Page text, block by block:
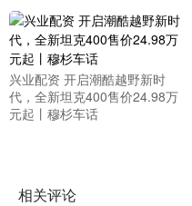
兴业配资 开启潮酷越野新时
代，全新坦克400售价24.98万
元起丨穆杉车话
相关评论